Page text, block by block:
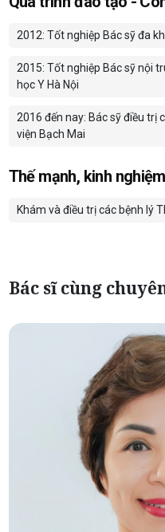
2012: Tốt nghiệp Bác sỹ đa
2015: Tốt nghiệp Bác sỹ nội
học Y Hà Nội
2016 đến nay: Bác sỹ điều trị
viện Bạch Mai
Thế mạnh, kinh
Khám và điều trị các bệnh lý
Bác sĩ cùng